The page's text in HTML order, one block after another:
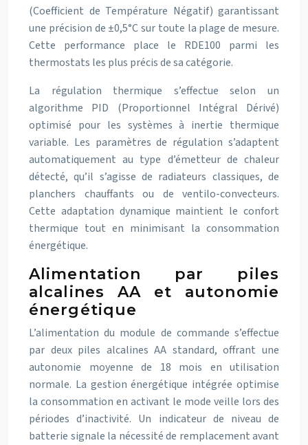
(Coefficient de Température Négatif) garantissant
une précision de ±0,5°C sur toute la plage de mesure.
Cette performance place le RDE100 parmi les
thermostats les plus précis de sa catégorie.
La régulation thermique s’effectue selon un
algorithme PID (Proportionnel Intégral Dérivé)
optimisé pour les systèmes à inertie thermique
variable. Les paramètres de régulation s’adaptent
automatiquement au type d’émetteur de chaleur
détecté, qu’il s’agisse de radiateurs classiques, de
planchers chauffants ou de ventilo-convecteurs.
Cette adaptation dynamique maintient le confort
thermique tout en minimisant la consommation
énergétique.
Alimentation par piles
alcalines AA et autonomie
énergétique
L’alimentation du module de commande s’effectue
par deux piles alcalines AA standard, offrant une
autonomie moyenne de 18 mois en utilisation
normale. La gestion énergétique intégrée optimise
la consommation en activant le mode veille lors des
périodes d’inactivité. Un indicateur de niveau de
batterie signale la nécessité de remplacement avant